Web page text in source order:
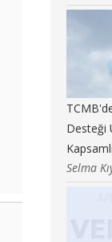
Desteği
Selma